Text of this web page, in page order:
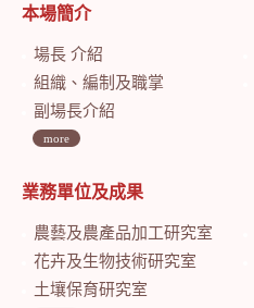
本場簡介
場長 介紹
組織、編制及職掌
副場長介紹
more
業務單位及成果
農藝及農產品加工研究室
花卉及生物技術研究室
土壤保育研究室